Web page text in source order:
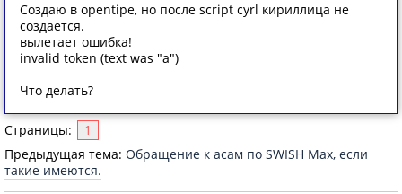
Создаю в opentipe, но после script cyrl кириллица не
создается.
вылетает ошибка!
invalid token (text was "а")
Что делать?
Страницы:
1
Предыдущая тема: Обращение к асам по SWISH Max, если
такие имеются.